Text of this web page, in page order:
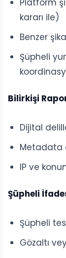
Platform
kararı ile)
Benzer
Şüpheli
Bilirkişi
Dijital
Metadata
IP ve
Şüpheli
Şüpheli
Gözaltı